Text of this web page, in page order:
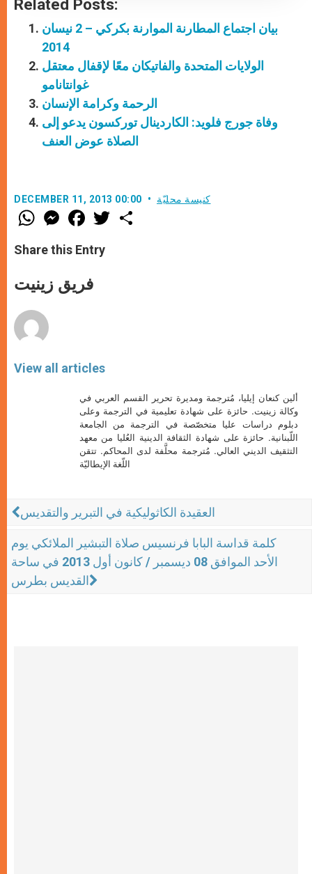
Related Posts:
بيان اجتماع المطارنة الموارنة بكركي – 2 نيسان
2014
الولايات المتحدة والفاتيكان معًا لإقفال معتقل
غوانتانامو
الرحمة وكرامة الإنسان
وفاة جورج فلويد: الكاردينال توركسون يدعو إلى
الصلاة عوض العنف
DECEMBER 11, 2013 00:00 كنيسة محليّة
W
h
t
s
p
p
M
e
s
e
g
e
F
a
e
b
o
k
w
Share this Entry
فريق زينيت
View all articles
ألين كنعان إيليا، مُترجمة ومديرة تحرير القسم العربي في
وكالة زينيت. حائزة على شهادة تعليمية في الترجمة وعلى
دبلوم دراسات عليا متخصّصة في الترجمة من الجامعة
اللّبنانية. حائزة على شهادة الثقافة الدينية العُليا من معهد
التثقيف الديني العالي. مُترجمة محلَّفة لدى المحاكم. تتقن
اللّغة الإيطاليّة
العقيدة الكاثوليكية في التبرير والتقديس
كلمة قداسة البابا فرنسيس صلاة التبشير الملائكي يوم
الأحد الموافق 08 ديسمبر / كانون أول 2013 في ساحة
القديس بطرس